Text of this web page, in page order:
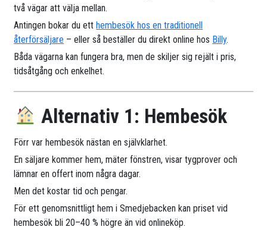
två vägar att välja mellan.
Antingen bokar du etthembesök hos en traditionell
återförsäljare – eller så beställer du direkt online hos Billy.
Båda vägarna kan fungera bra, men de skiljer sig rejält i pris,
tidsåtgång och enkelhet.
Alternativ 1: Hembesök
Förr var hembesök nästan en självklarhet.
En säljare kommer hem, mäter fönstren, visar tygprover och
lämnar en offert inom några dagar.
Men det kostar tid och pengar.
För ett genomsnittligt hem i Smedjebacken kan priset vid
hembesök bli 20–40 % högre än vid onlineköp.